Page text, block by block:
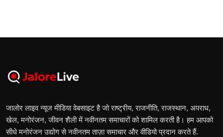
जालोर लाइव न्यूज मीडिया वेबसाइट है जो राष्ट्रीय, राजनीति, राजस्थान, अपराध,
खेल, मनोरंजन, जीवन शैली में नवीनतम समाचारों को शामिल करती है। हम आपको
सीधे मनोरंजन उद्योग से नवीनतम ताज़ा समाचार और वीडियो प्रदान करते हैं.